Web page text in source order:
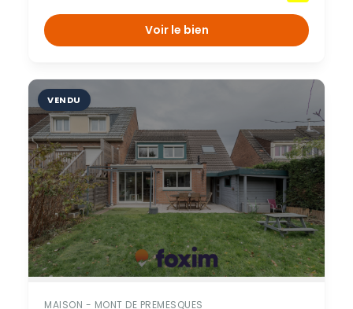
Voir le bien
VENDU
MAISON - MONT DE PREMESQUES